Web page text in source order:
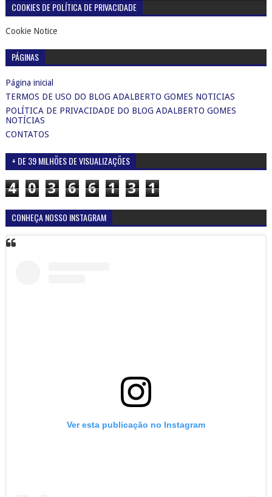
COOKIES DE POLÍTICA DE PRIVACIDADE
Cookie Notice
PÁGINAS
Página inicial
TERMOS DE USO DO BLOG ADALBERTO GOMES NOTICIAS
POLÍTICA DE PRIVACIDADE DO BLOG ADALBERTO GOMES
NOTÍCIAS
CONTATOS
+ DE 39 MILHÕES DE VISUALIZAÇÕES
4 0 3 6 6 1 3 1
CONHEÇA NOSSO INSTAGRAM
Ver esta publicação no Instagram